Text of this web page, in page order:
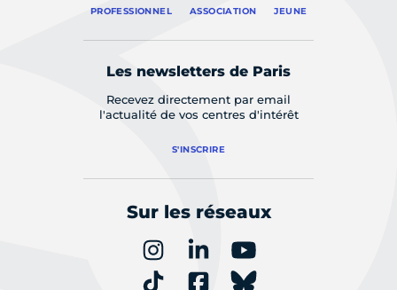
PROFESSIONNEL ASSOCIATION JEUNE
Les newsletters de Paris
Recevez directement par email
l'actualité de vos centres d'intérêt
S'INSCRIRE
Sur les réseaux